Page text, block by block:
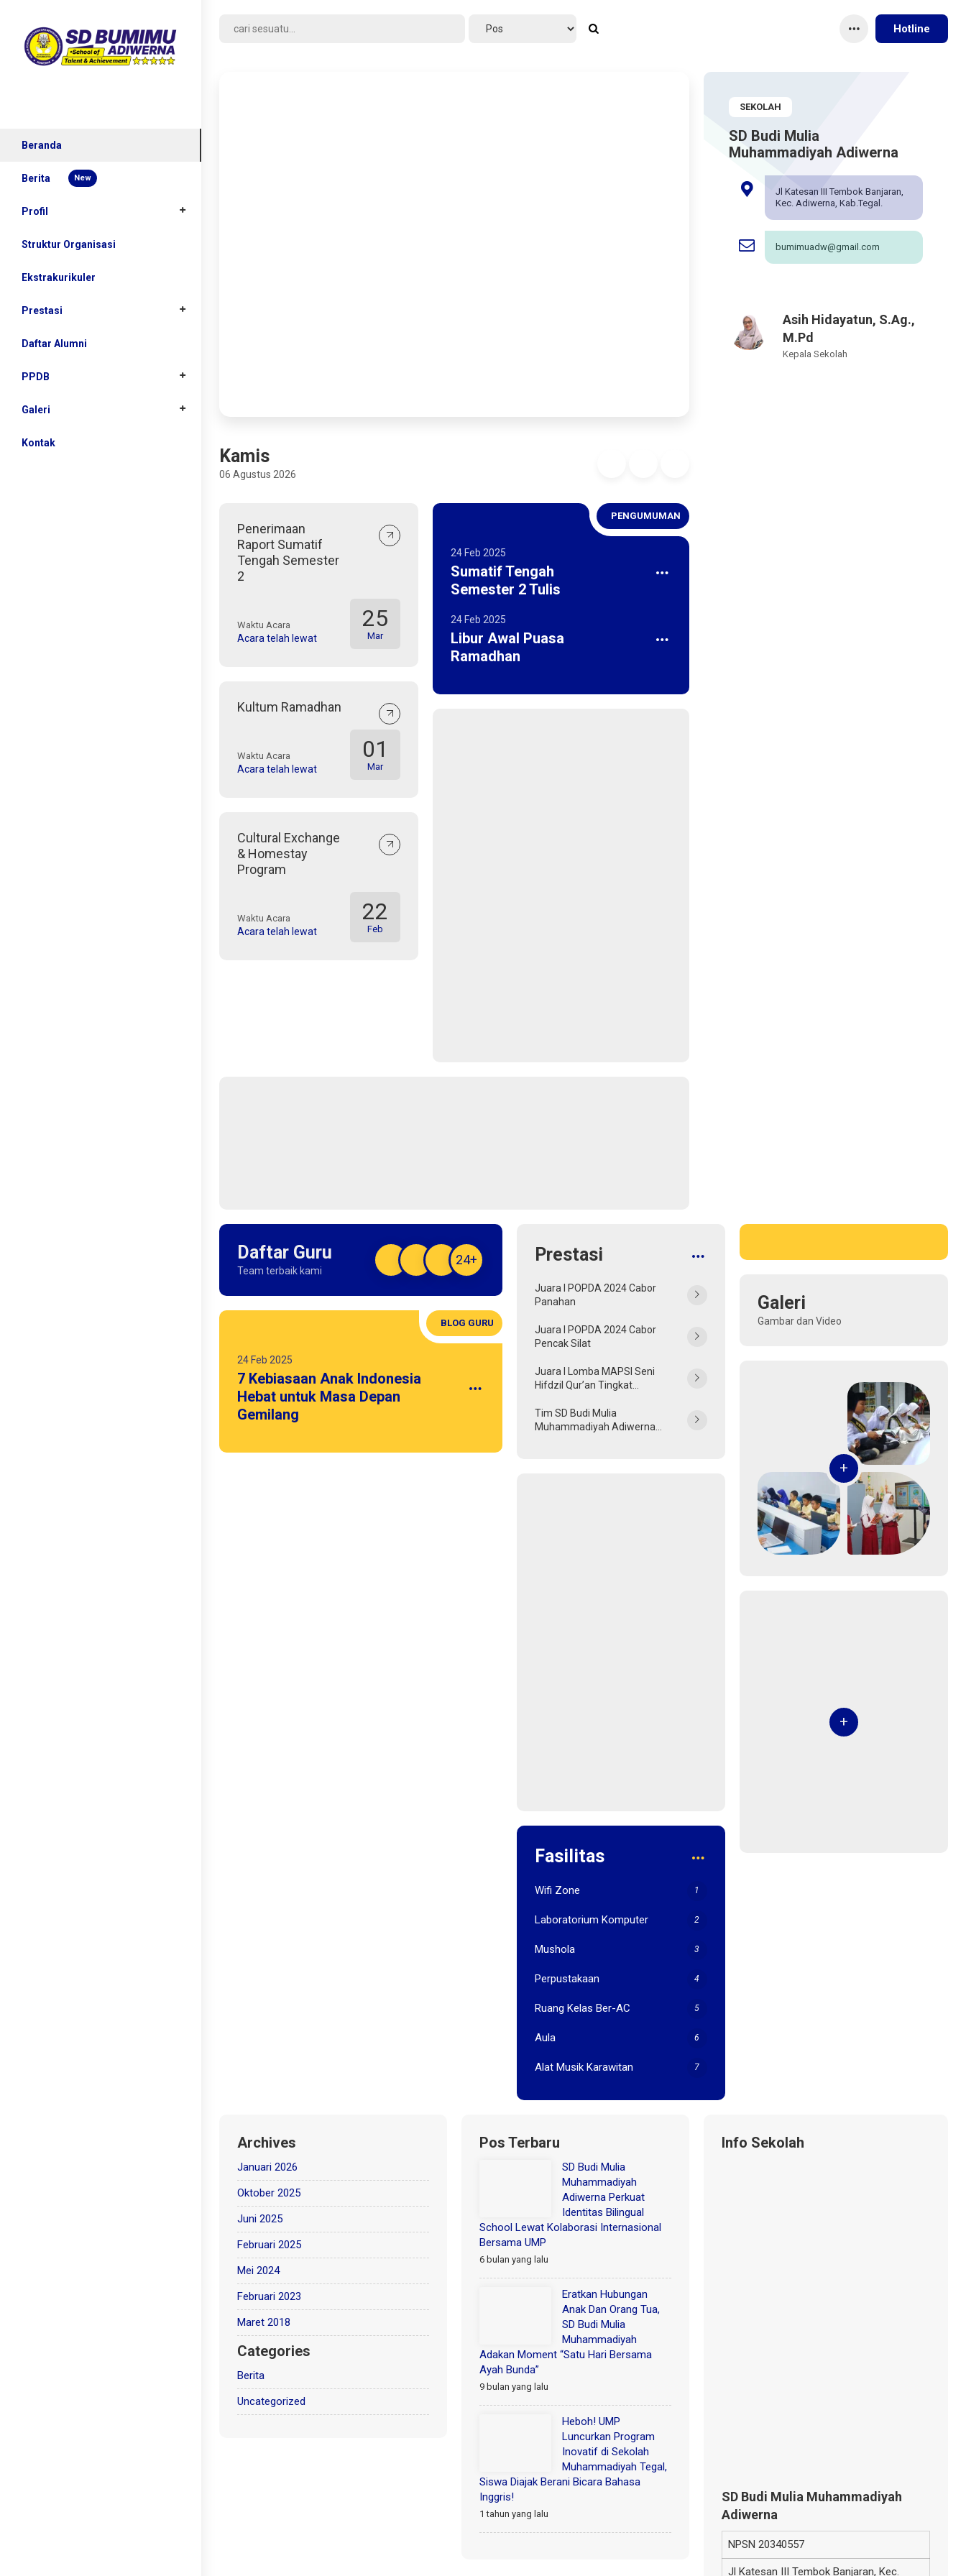
Beranda
Berita New
Profil
Sejarah
Kepala Sekolah
Visi dan Misi
Fasilitas
Guru
Struktur Organisasi
Ekstrakurikuler
Prestasi
Data Prestasi
Foto Prestasi
Daftar Alumni
PPDB
Info PPDB
Download
Galeri
Foto
Kontak
Hotline
Kamis
06 Agustus 2026
Penerimaan
Raport Sumatif
Tengah Semester
2
25
Mar
Waktu Acara
Acara telah lewat
Kultum Ramadhan
01
Mar
Waktu Acara
Acara telah lewat
Cultural Exchange
& Homestay
Program
22
Feb
Waktu Acara
Acara telah lewat
PENGUMUMAN
24 Feb 2025
Sumatif Tengah
Semester 2 Tulis
24 Feb 2025
Libur Awal Puasa
Ramadhan
SEKOLAH
SD Budi Mulia
Muhammadiyah Adiwerna
Jl Katesan III Tembok Banjaran,
Kec. Adiwerna, Kab.Tegal.
bumimuadw@gmail.com
Asih Hidayatun, S.Ag.,
M.Pd
Kepala Sekolah
Daftar Guru
Team terbaik kami
24+
BLOG GURU
24 Feb 2025
7 Kebiasaan Anak Indonesia
Hebat untuk Masa Depan
Gemilang
Prestasi
Juara I POPDA 2024 Cabor
Panahan
Juara I POPDA 2024 Cabor
Pencak Silat
Juara I Lomba MAPSI Seni
Hifdzil Qur’an Tingkat
Tim SD Budi Mulia
Muhammadiyah Adiwerna
Fasilitas
Wifi Zone 1
Laboratorium Komputer 2
Mushola 3
Perpustakaan 4
Ruang Kelas Ber-AC 5
Aula 6
Alat Musik Karawitan 7
Galeri
Gambar dan Video
+
+
Archives
Januari 2026
Oktober 2025
Juni 2025
Februari 2025
Mei 2024
Februari 2023
Maret 2018
Categories
Berita
Uncategorized
Pos Terbaru
SD Budi Mulia
Muhammadiyah
Adiwerna Perkuat
Identitas Bilingual
School Lewat Kolaborasi Internasional
Bersama UMP
6 bulan yang lalu
Eratkan Hubungan
Anak Dan Orang Tua,
SD Budi Mulia
Muhammadiyah
Adakan Moment “Satu Hari Bersama
Ayah Bunda”
9 bulan yang lalu
Heboh! UMP
Luncurkan Program
Inovatif di Sekolah
Muhammadiyah Tegal,
Siswa Diajak Berani Bicara Bahasa
Inggris!
1 tahun yang lalu
Info Sekolah
SD Budi Mulia Muhammadiyah
Adiwerna
NPSN 20340557
Jl Katesan III Tembok Banjaran, Kec.